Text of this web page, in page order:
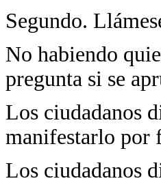
Segundo.
No habiendo
pregunta si se
Los ciudadanos
manifestarlo por
Los ciudadanos